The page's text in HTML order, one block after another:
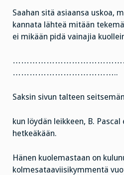
Saahan sitä asiaansa uskoa,
kannata lähteä mitään
ei mikään pidä vainajia
………………………………..
Saksin sivun talteen
kun löydän leikkeen, B.
hetkeäkään.
Hänen kuolemastaan on
kolmesataaviisikymmentä